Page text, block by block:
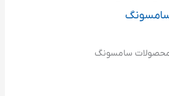
سامسونگ
محصولات سامسونگ